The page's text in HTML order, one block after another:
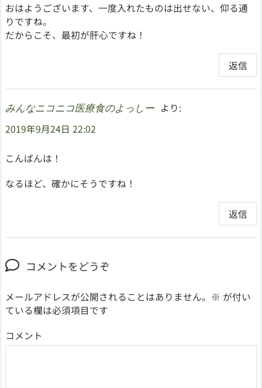
おはようございます、一度入れたものは出せない、仰る通
りですね。
だからこそ、最初が肝心ですね！
返信
みんなニコニコ医療食のよっしー
より:
2019年9月24日 22:02
こんばんは！
なるほど、確かにそうですね！
返信
コメントをどうぞ
メールアドレスが公開されることはありません。 ※ が付い
ている欄は必須項目です
コメント